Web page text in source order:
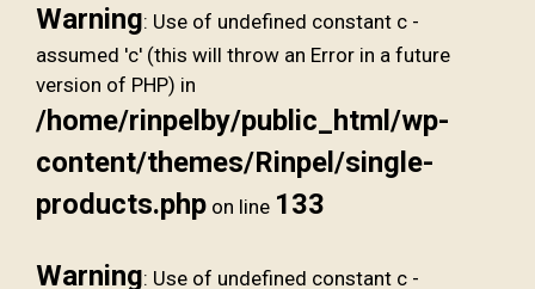
Warning: Use of undefined constant c -
assumed 'c' (this will throw an Error in a future
version of PHP) in
/home/rinpelby/public_html/wp-
content/themes/Rinpel/single-
products.php on line 133
Warning: Use of undefined constant c -